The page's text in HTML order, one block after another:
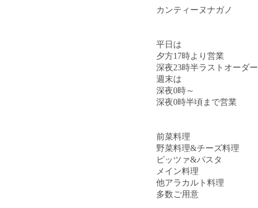
カンティーヌナガノ
平日は
夕方17時より営業
深夜23時半ラストオーダー
週末は
深夜0時～
深夜0時半頃まで営業
前菜料理
野菜料理&チーズ料理
ピッツァ&パスタ
メイン料理
他アラカルト料理
多数ご用意